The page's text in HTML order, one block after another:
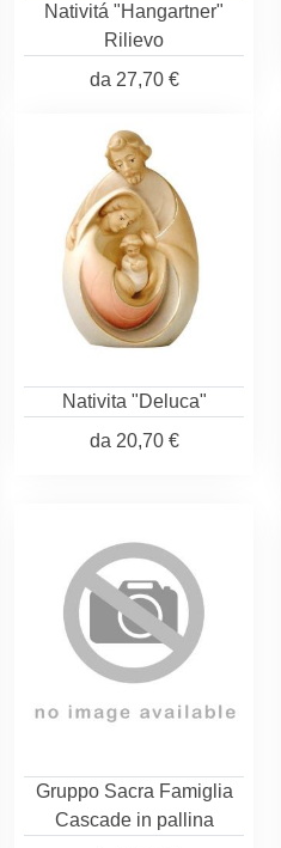
Nativitá "Hangartner"
Rilievo
da 27,70 €
Nativita "Deluca"
da 20,70 €
Gruppo Sacra Famiglia
Cascade in pallina